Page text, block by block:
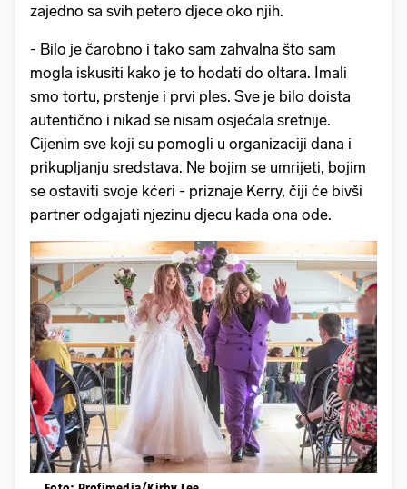
zajedno sa svih petero djece oko njih.
- Bilo je čarobno i tako sam zahvalna što sam
mogla iskusiti kako je to hodati do oltara. Imali
smo tortu, prstenje i prvi ples. Sve je bilo doista
autentično i nikad se nisam osjećala sretnije.
Cijenim sve koji su pomogli u organizaciji dana i
prikupljanju sredstava. Ne bojim se umrijeti, bojim
se ostaviti svoje kćeri - priznaje Kerry, čiji će bivši
partner odgajati njezinu djecu kada ona ode.